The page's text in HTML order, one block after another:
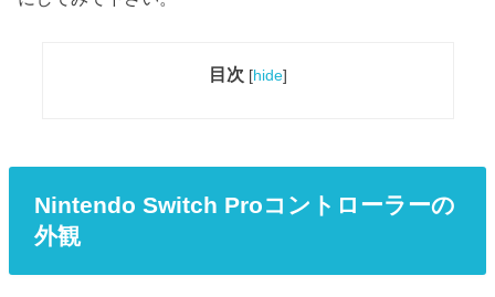
目次 [hide]
Nintendo Switch Proコントローラーの
外観